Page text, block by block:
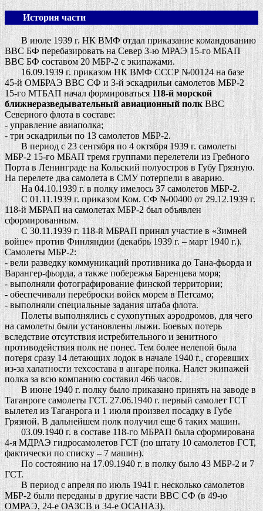
История части
В июле 1939 г. НК ВМФ отдал приказание командованию
ВВС БФ перебазировать на Север 3-ю МРАЭ 15-го МБАП
ВВС БФ составом 20 МБР-2 с экипажами.
16.09.1939 г. приказом НК ВМФ СССР №00124 на базе
45-й ОМБРАЭ ВВС СФ и 3-й эскадрильи самолетов МБР-2
15-го МТБАП начал формироваться118-й морской
ближнеразведывательный авиационный полкВВС
Северного флота в составе:
- управление авиаполка;
- три эскадрильи по 13 самолетов МБР-2.
В период с 23 сентября по 4 октября 1939 г. самолеты
МБР-2 15-го МБАП тремя группами перелетели из Гребного
Порта в Ленинграде на Кольский полуостров в Губу Грязную.
На перелете два самолета в СМУ потерпели в аварию.
На 04.10.1939 г. в полку имелось 37 самолетов МБР-2.
С 01.11.1939 г. приказом Ком. СФ №00400 от 29.12.1939 г.
118-й МБРАП на самолетах МБР-2 был объявлен
сформированным.
С 30.11.1939 г. 118-й МБРАП принял участие в «Зимней
войне» против Финляндии (декабрь 1939 г. – март 1940 г.).
Самолеты МБР-2:
- вели разведку коммуникаций противника до Тана-фьорда и
Варангер-фьорда, а также побережья Баренцева моря;
- выполняли фотографирование финской территории;
- обеспечивали переброски войск морем в Петсамо;
- выполняли специальные задания штаба флота.
Полеты выполнялись с сухопутных аэродромов, для чего
на самолеты были установлены лыжи. Боевых потерь
вследствие отсутствия истребительного и зенитного
противодействия полк не понес. Тем более нелепой была
потеря сразу 14 летающих лодок в начале 1940 г., сгоревших
из-за халатности техсостава в ангаре полка. Налет экипажей
полка за всю компанию составил 466 часов.
В июне 1940 г. полку было приказано принять на заводе в
Таганроге самолеты ГСТ. 27.06.1940 г. первый самолет ГСТ
вылетел из Таганрога и 1 июля произвел посадку в Губе
Грязной. В дальнейшем полк получил еще 6 таких машин.
03.09.1940 г. в составе 118-го МБРАП была сформирована
4-я МДРАЭ гидросамолетов ГСТ (по штату 10 самолетов ГСТ,
фактически по списку – 7 машин).
По состоянию на 17.09.1940 г. в полку было 43 МБР-2 и 7
ГСТ.
В период с апреля по июль 1941 г. несколько самолетов
МБР-2 были переданы в другие части ВВС СФ (в 49-ю
ОМРАЭ, 24-е ОАЗСВ и 34-е ОСАНАЗ).